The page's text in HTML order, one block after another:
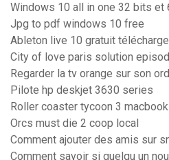
Windows 10 all in one 32 bits et
Jpg to pdf windows 10 free
Ableton live 10 gratuit
City of love paris solution
Regarder la tv orange sur son
Pilote hp deskjet 3630 series
Roller coaster tycoon 3
Orcs must die 2 coop local
Comment ajouter des amis sur
Comment savoir si quelqu un